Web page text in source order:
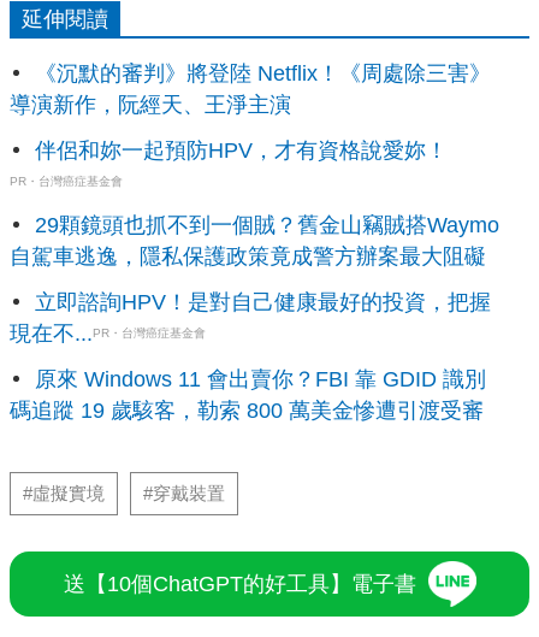
延伸閱讀
《沉默的審判》將登陸 Netflix！《周處除三害》
導演新作，阮經天、王淨主演
伴侶和妳一起預防HPV，才有資格說愛妳！
PR・台灣癌症基金會
29顆鏡頭也抓不到一個賊？舊金山竊賊搭Waymo
自駕車逃逸，隱私保護政策竟成警方辦案最大阻礙
立即諮詢HPV！是對自己健康最好的投資，把握
現在不...PR・台灣癌症基金會
原來 Windows 11 會出賣你？FBI 靠 GDID 識別
碼追蹤 19 歲駭客，勒索 800 萬美金慘遭引渡受審
#虛擬實境 #穿戴裝置
送【10個ChatGPT的好工具】電子書